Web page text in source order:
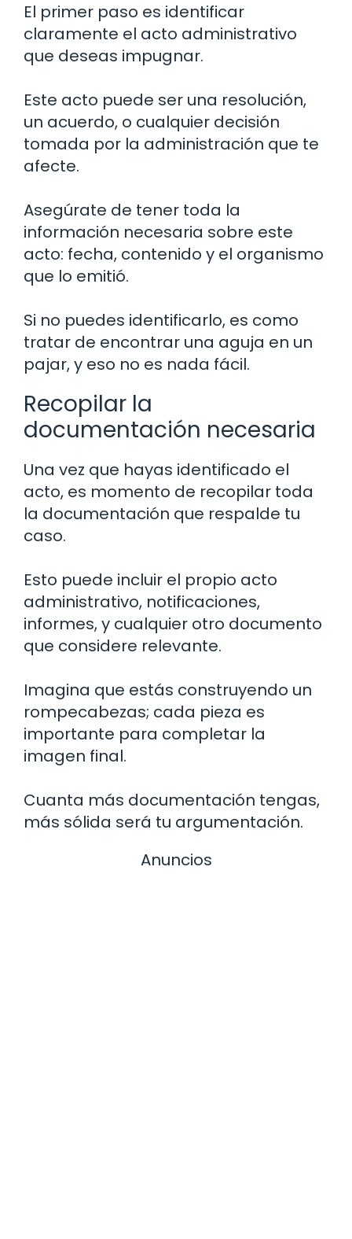
El primer paso es identificar
claramente el acto administrativo
que deseas impugnar.
Este acto puede ser una resolución,
un acuerdo, o cualquier decisión
tomada por la administración que te
afecte.
Asegúrate de tener toda la
información necesaria sobre este
acto: fecha, contenido y el organismo
que lo emitió.
Si no puedes identificarlo, es como
tratar de encontrar una aguja en un
pajar, y eso no es nada fácil.
Recopilar la
documentación necesaria
Una vez que hayas identificado el
acto, es momento de recopilar toda
la documentación que respalde tu
caso.
Esto puede incluir el propio acto
administrativo, notificaciones,
informes, y cualquier otro documento
que considere relevante.
Imagina que estás construyendo un
rompecabezas; cada pieza es
importante para completar la
imagen final.
Cuanta más documentación tengas,
más sólida será tu argumentación.
Anuncios